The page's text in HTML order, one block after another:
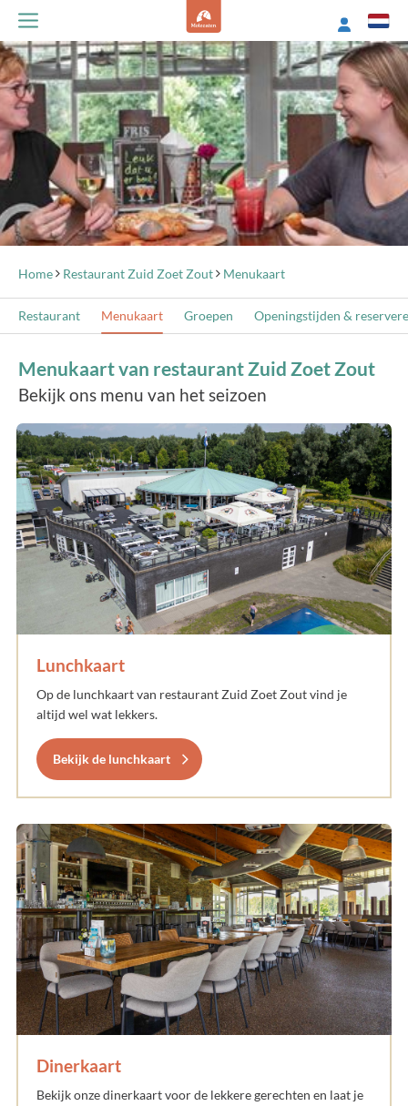
Home Restaurant Zuid Zoet Zout Menukaart
Restaurant Menukaart Groepen Openingstijden &
Menukaart van restaurant Zuid Zoet Zout
Bekijk ons menu van het seizoen
Lunchkaart
Op de lunchkaart van restaurant Zuid Zoet Zout vind je
altijd wel wat lekkers.
Bekijk de lunchkaart
Dinerkaart
Bekijk onze dinerkaart voor de lekkere gerechten en laat je